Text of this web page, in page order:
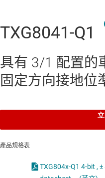
TXG8041-Q1
具有 3/1 配置的
固定方向接地位
產品規格表
TXG804x-Q1 4-bit , ± 80V Ground-Level Translator